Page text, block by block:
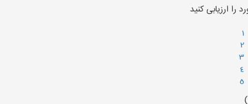
را ارزیابی کنید
1
2
3
4
5